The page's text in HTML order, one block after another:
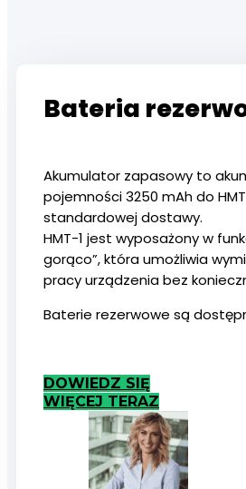
Bateria
Akumulator zapasowy to
pojemności 3250 mAh do
standardowej dostawy.
HMT-1 jest wyposażony w
gorąco”, która umożliwia
pracy urządzenia bez
Baterie rezerwowe są
DOWIEDZ SIĘ
WIĘCEJ TERAZ